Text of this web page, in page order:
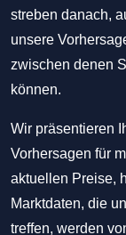
streben danach,
unsere
zwischen denen
können.
Wir präsentieren
Vorhersagen für
aktuellen Preise,
Marktdaten, die
treffen, werden